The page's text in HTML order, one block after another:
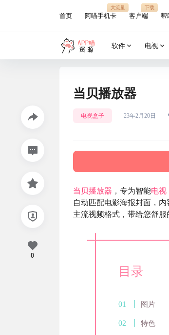
首页 阿喵手机卡
大流量
客户端
下载
帮
软件 电视
当贝播放器
电视盒子 23年2月20日
当贝播放器 ，专为智能电视
自动匹配电影海报封面，
主流视频格式，带给您舒服
目录
图片
特色
0